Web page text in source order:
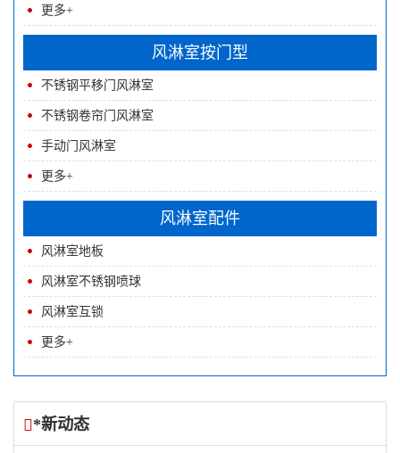
更多+
风淋室按门型
不锈钢平移门风淋室
不锈钢卷帘门风淋室
手动门风淋室
更多+
风淋室配件
风淋室地板
风淋室不锈钢喷球
风淋室互锁
更多+
*新动态